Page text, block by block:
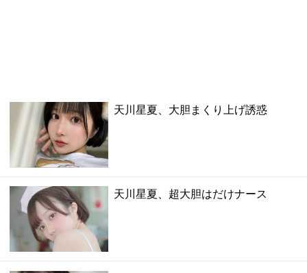
天川星夏、大胆まくり上げ誘惑
天川星夏、超大胆はだけナース